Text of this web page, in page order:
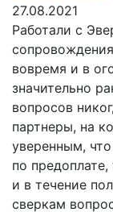
27.08.2021
Работали с
вовремя и в
значительно
вопросов
партнеры, на
уверенным,
по предоплате,
и в течение
сверкам